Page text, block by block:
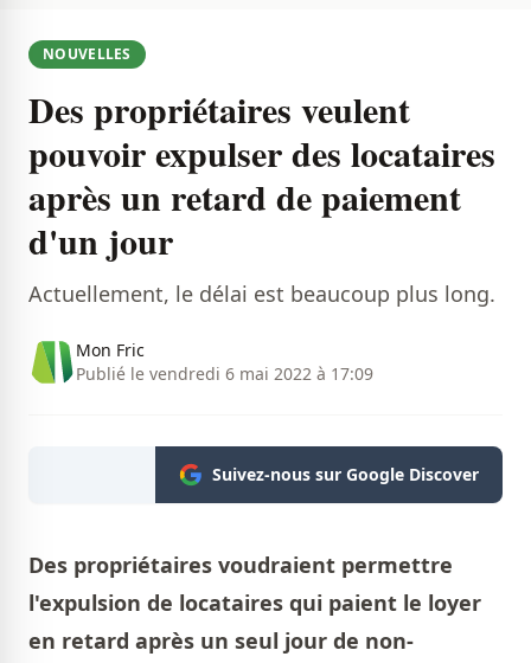
NOUVELLES
Des propriétaires veulent
pouvoir expulser des locataires
après un retard de paiement
d'un jour
Actuellement, le délai est beaucoup plus long.
Mon Fric
Publié le vendredi 6 mai 2022 à 17:09
Suivez-nous sur Google Discover
Des propriétaires voudraient permettre
l'expulsion de locataires qui paient le loyer
en retard après un seul jour de non-